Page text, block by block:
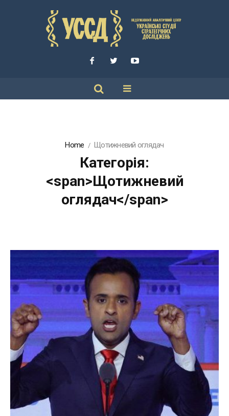
Home Щотижневий оглядач
Категорія:
<span>Щотижневий
оглядач</span>